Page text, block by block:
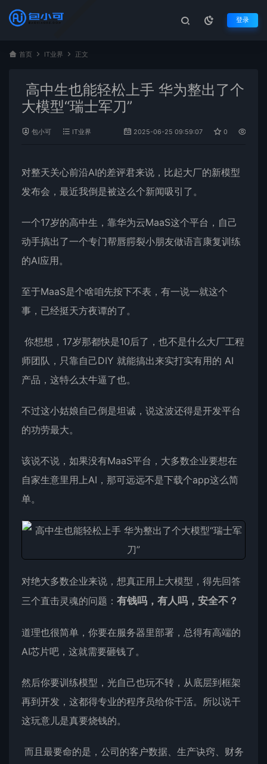
登录
首页 IT业界 正文
高中生也能轻松上手 华为整出了个
大模型“瑞士军刀”
包小可 IT业界 2025-06-25 09:59:07 0
对整天关心前沿AI的差评君来说，比起大厂的新模型
发布会，最近我倒是被这么个新闻吸引了。
一个17岁的高中生，靠华为云MaaS这个平台，自己
动手搞出了一个专门帮唇腭裂小朋友做语言康复训练
的AI应用。
至于MaaS是个啥咱先按下不表，有一说一就这个
事，已经挺天方夜谭的了。
你想想，17岁那都快是10后了，也不是什么大厂工程
师团队，只靠自己DIY 就能搞出来实打实有用的 AI
产品，这特么太牛逼了也。
不过这小姑娘自己倒是坦诚，说这波还得是开发平台
的功劳最大。
该说不说，如果没有MaaS平台，大多数企业要想在
自家生意里用上AI，那可远远不是下载个app这么简
单。
对绝大多数企业来说，想真正用上大模型 ，得先回答
三个直击灵魂的问题： 有钱吗，有人吗，安全不？
道理也很简单，你要在服务器里部署，总得有高端的
AI芯片吧，这就需要砸钱了。
然后你要训练模型，光自己也玩不转，从底层到框架
再到开发，这都得专业的程序员给你干活。所以说干
这玩意儿是真要烧钱的。
而且最要命的是，公司的客户数据、生产诀窍、财务